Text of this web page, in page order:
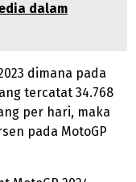
dalam
dimana pada
tercatat 34.768
per hari, maka
pada MotoGP